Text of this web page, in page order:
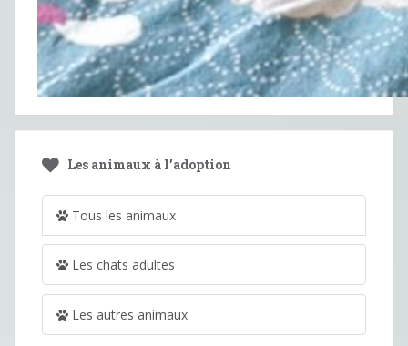
Les animaux à l’adoption
Tous les animaux
Les chats adultes
Les autres animaux